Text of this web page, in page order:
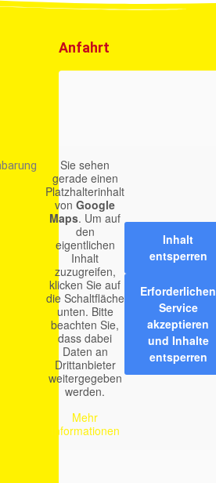
Anfahrt
Sie sehen
gerade einen
Platzhalterinhalt
vonGoogle
Maps. Um auf
den
eigentlichen
Inhalt
zuzugreifen,
klicken Sie auf
die Schaltfläche
unten. Bitte
beachten Sie,
dass dabei
Daten an
Drittanbieter
weitergegeben
werden.
Mehr
Informationen
Inhalt
entsperren
Erforderlichen
Service
akzeptieren
und Inhalte
entsperren